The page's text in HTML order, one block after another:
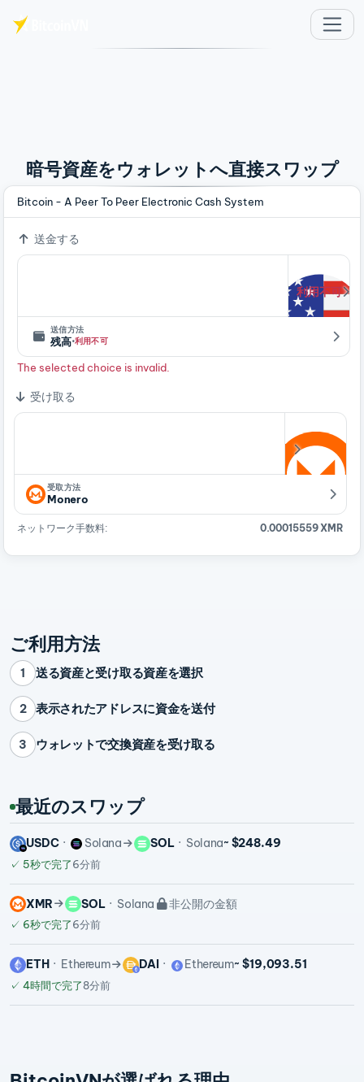
暗号資産をウォレットへ直接スワップ
Bitcoin - A Peer To Peer Electronic Cash System
送金する
利用不可
送信方法
残高·利用不可
The selected choice is invalid.
受け取る
受取方法
Monero
ネットワーク手数料: 0.00015559 XMR
ご利用方法
1 送る資産と受け取る資産を選択
2 表示されたアドレスに資金を送付
3 ウォレットで交換資産を受け取る
最近のスワップ
USDC Solana SOL Solana~ $248.49
✓ 5秒で完了6分前
XMR SOL Solana 非公開の金額
✓ 6秒で完了6分前
ETH Ethereum DAI Ethereum~ $19,093.51
✓ 4時間で完了8分前